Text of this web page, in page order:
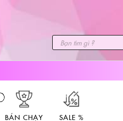
Tìm
kiếm
sản
BÁN CHẠY SALE %